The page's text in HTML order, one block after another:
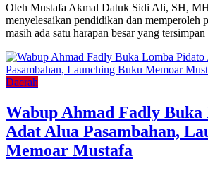
Oleh Mustafa Akmal Datuk Sidi Ali, SH,
menyelesaikan pendidikan dan memperoleh
masih ada satu harapan besar yang
Daerah
Wabup Ahmad Fadly Buka
Adat Alua Pasambahan,
Memoar Mustafa